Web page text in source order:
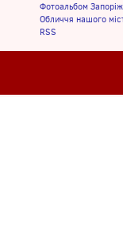
Фотоальбом
Обличчя нашого
RSS